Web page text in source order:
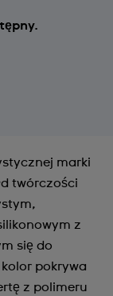
marki
twórczości
z
się do
pokrywa
z polimeru